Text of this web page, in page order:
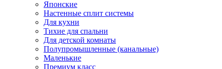
Японские
Настенные сплит системы
Для кухни
Тихие для спальни
Для детской комнаты
Полупромышленные (канальные)
Маленькие
Премиум класс